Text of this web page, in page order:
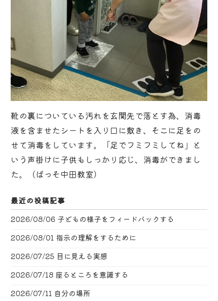
靴の裏についている汚れを玄関先で落とす為、消毒
液を含ませたシートを入り口に敷き、そこに足をの
せて消毒をしています。「足でフミフミしてね」と
いう声掛けに子供もしっかり応じ、消毒ができまし
た。（ぱっそ中田教室）
最近の投稿記事
2026/08/06 子どもの様子をフィードバックする
2026/08/01 指示の理解をするために
2026/07/25 目に見える実感
2026/07/18 座るところを意識する
2026/07/11 自分の場所